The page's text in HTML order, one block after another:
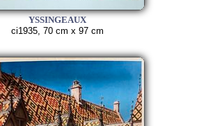
YSSINGEAUX
ci1935, 70 cm x 97 cm